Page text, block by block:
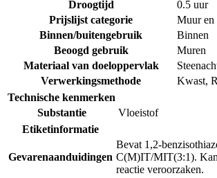
Droogtijd
0.5 uur
Prijslijst categorie
Muur en
Binnen/buitengebruik
Binnen
Beoogd gebruik
Muren
Materiaal van doeloppervlak
Verwerkingsmethode
Kwast,
Technische kenmerken
Substantie
Vloeistof
Etiketinformatie
Gevarenaanduidingen
Bevat 1,2-
C(M)IT/MIT(3:1).
reactie veroorzaken.